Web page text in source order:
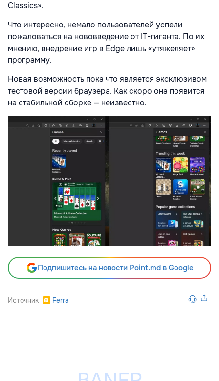
Classics».
Что интересно, немало пользователей успели
пожаловаться на нововведение от IT-гиганта. По их
мнению, внедрение игр в Edge лишь «утяжеляет»
программу.
Новая возможность пока что является эксклюзивом
тестовой версии браузера. Как скоро она появится
на стабильной сборке — неизвестно.
Подпишитесь на новости Point.md в Google
Источник Ferra